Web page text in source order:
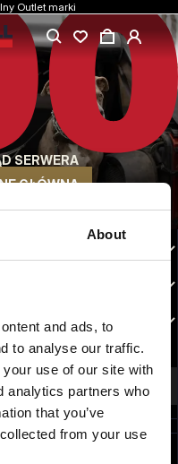
About
and ads, to
to analyse our traffic.
use of our site with
analytics partners who
that you’ve
from your use
Outlet marki
SERWERA
GŁÓWNĄ
cenach.
wyboru
promocjach i nowościach?
ZAREJESTRUJ SIĘ
prywatności.
ZASTRZEŻONE.